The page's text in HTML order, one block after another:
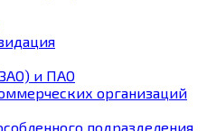
и ПАО
организаций
подразделения